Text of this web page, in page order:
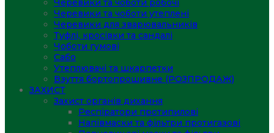
Черевики та чоботи робочі
Черевики та чоботи утеплені
Черевики для зварювальників
Туфлі, кросівки та сандалі
Чоботи гумові
Сабо
Утеплювачі та шкарпетки
Взуття бортопрошивне (РОЗПРОДАЖ)
ЗАХИСТ
Захист органів дихання
Респіратори протипилові
Напівмаски та фільтри протигазові